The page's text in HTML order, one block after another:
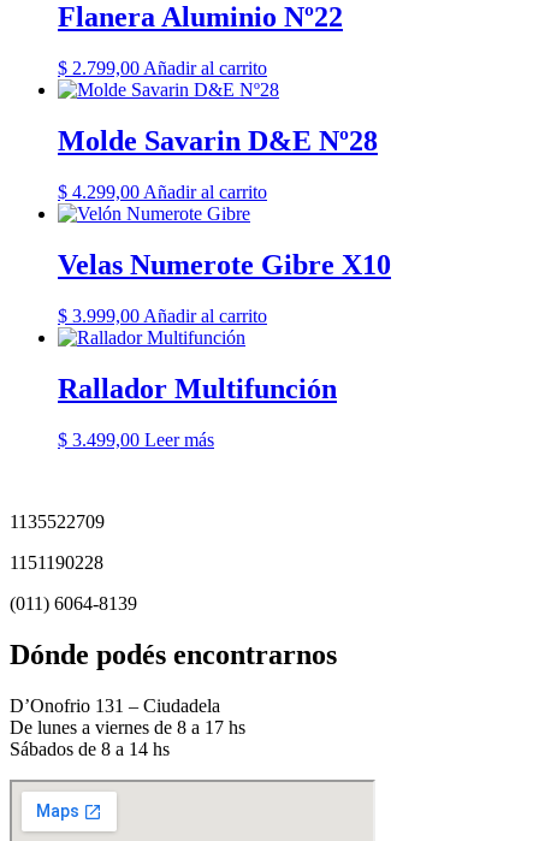
Flanera Aluminio Nº22
$ 2.799,00 Añadir al carrito
Molde Savarin D&E Nº28
$ 4.299,00 Añadir al carrito
Velas Numerote Gibre X10
$ 3.999,00 Añadir al carrito
Rallador Multifunción
$ 3.499,00 Leer más
1135522709
1151190228
(011) 6064-8139
Dónde podés encontrarnos
D’Onofrio 131 – Ciudadela
De lunes a viernes de 8 a 17 hs
Sábados de 8 a 14 hs